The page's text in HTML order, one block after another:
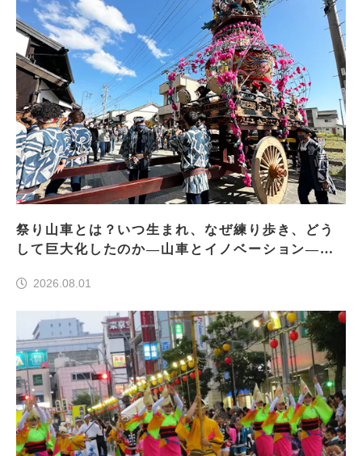
祭り山車とは？いつ生まれ、なぜ練り歩き、どう
して巨大化したのか―山車とイノベーション―＜
2026.08.01